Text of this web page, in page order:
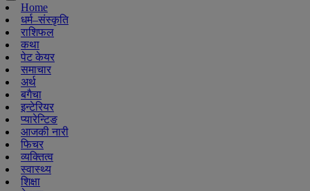
Home
धर्म–संस्कृति
राशिफल
कथा
पेट केयर
समाचार
अर्थ
बगैचा
इन्टेरियर
प्यारेन्टिङ
आजकी नारी
फिचर
व्यक्तित्व
स्वास्थ्य
शिक्षा